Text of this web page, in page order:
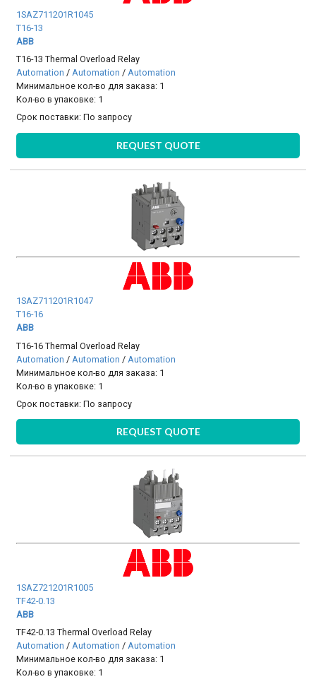
1SAZ711201R1045
T16-13
ABB
T16-13 Thermal Overload Relay
Automation /Automation /Automation
Минимальное кол-во для заказа: 1
Кол-во в упаковке: 1
Срок поставки:По запросу
REQUEST QUOTE
1SAZ711201R1047
T16-16
ABB
T16-16 Thermal Overload Relay
Automation / Automation / Automation
Минимальное кол-во для заказа: 1
Кол-во в упаковке: 1
Срок поставки:По запросу
REQUEST QUOTE
1SAZ721201R1005
TF42-0.13
ABB
TF42-0.13 Thermal Overload Relay
Automation /Automation /Automation
Минимальное кол-во для заказа: 1
Кол-во в упаковке: 1